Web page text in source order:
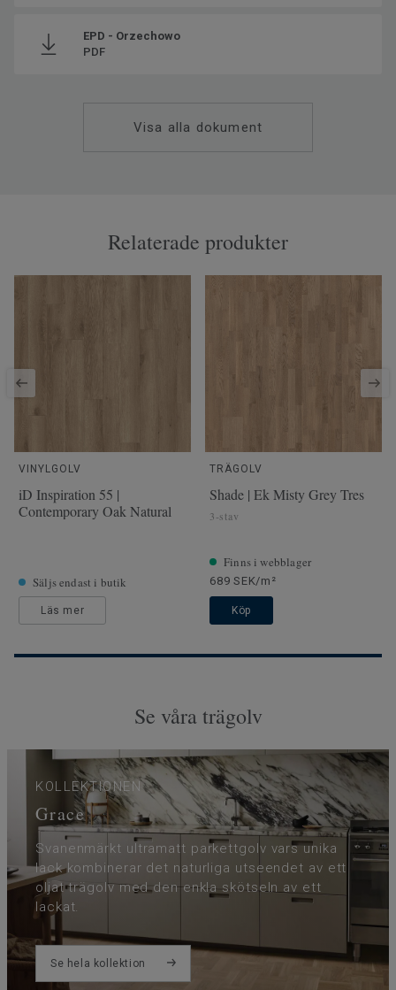
EPD - Orzechowo
PDF
Visa alla dokument
Relaterade produkter
VINYLGOLV
iD Inspiration 55 |
Contemporary Oak Natural
Säljs endast i butik
Läs mer
TRÄGOLV
Shade | Ek Misty Grey Tres
3-stav
Finns i webblager
689 SEK/m²
Köp
Se våra trägolv
KOLLEKTIONEN
Grace
Svanenmärkt ultramatt parkettgolv vars unika
lack kombinerar det naturliga utseendet av ett
oljat trägolv med den enkla skötseln av ett
lackat.
Se hela kollektion